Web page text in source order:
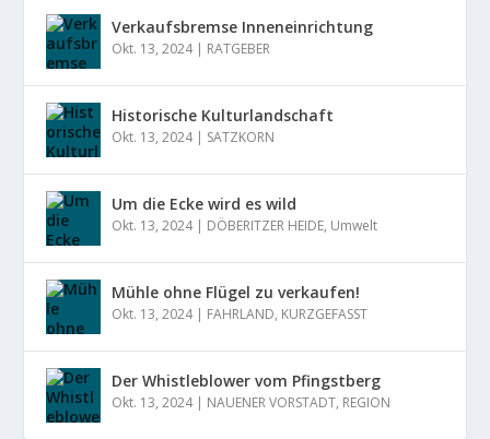
Verkaufsbremse Inneneinrichtung
Okt. 13, 2024| RATGEBER
Historische Kulturlandschaft
Okt. 13, 2024| SATZKORN
Um die Ecke wird es wild
Okt. 13, 2024| DÖBERITZER HEIDE, Umwelt
Mühle ohne Flügel zu verkaufen!
Okt. 13, 2024| FAHRLAND, KURZGEFASST
Der Whistleblower vom Pfingstberg
Okt. 13, 2024| NAUENER VORSTADT, REGION